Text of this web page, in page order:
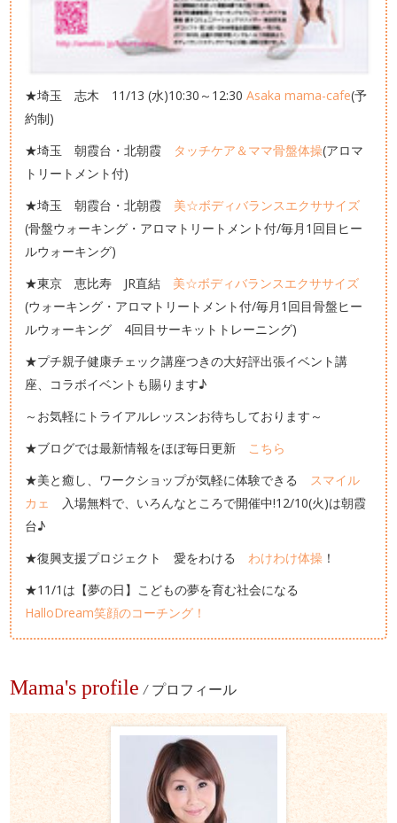
★埼玉 志木 11/13 (水)10:30～12:30 Asaka mama-cafe(予
約制)
★埼玉 朝霞台・北朝霞 タッチケア＆ママ骨盤体操(アロマ
トリートメント付)
★埼玉 朝霞台・北朝霞
美☆ボディバランスエクササイズ
(骨盤ウォーキング・アロマトリートメント付/毎月1回目ヒー
ルウォーキング)
★東京 恵比寿 JR直結 美☆ボディバランスエクササイズ
(ウォーキング・アロマトリートメント付/毎月1回目骨盤ヒー
ルウォーキング 4回目サーキットトレーニング)
★プチ親子健康チェック講座つきの大好評出張イベント講
座、コラボイベントも賜ります♪
～お気軽にトライアルレッスンお待ちしております～
★ブログでは最新情報をほぼ毎日更新 こちら
★美と癒し、ワークショップが気軽に体験できる スマイル
カェ
入場無料で、いろんなところで開催中!12/10(火)は朝霞
台♪
★復興支援プロジェクト 愛をわけるわけわけ体操 ！
★11/1は【夢の日】こどもの夢を育む社会になる
HalloDream笑顔のコーチング！
Mama's profile / プロフィール